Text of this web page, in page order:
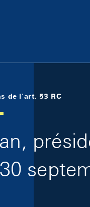
de l'art. 53 RC